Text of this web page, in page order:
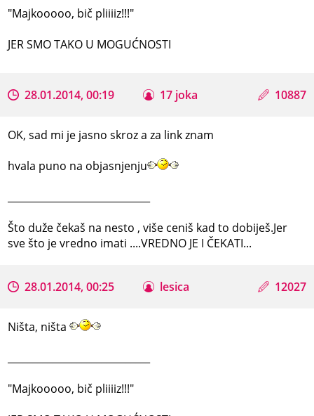
"Majkooooo, bič pliiiiz!!!"
JER SMO TAKO U MOGUĆNOSTI
28.01.2014, 00:19 17 joka 10887
OK, sad mi je jasno skroz a za link znam
hvala puno na objasnjenju
Što duže čekaš na nesto , više ceniš kad to dobiješ.Jer
sve što je vredno imati ....VREDNO JE I ČEKATI...
28.01.2014, 00:25 lesica 12027
Ništa, ništa
"Majkooooo, bič pliiiiz!!!"